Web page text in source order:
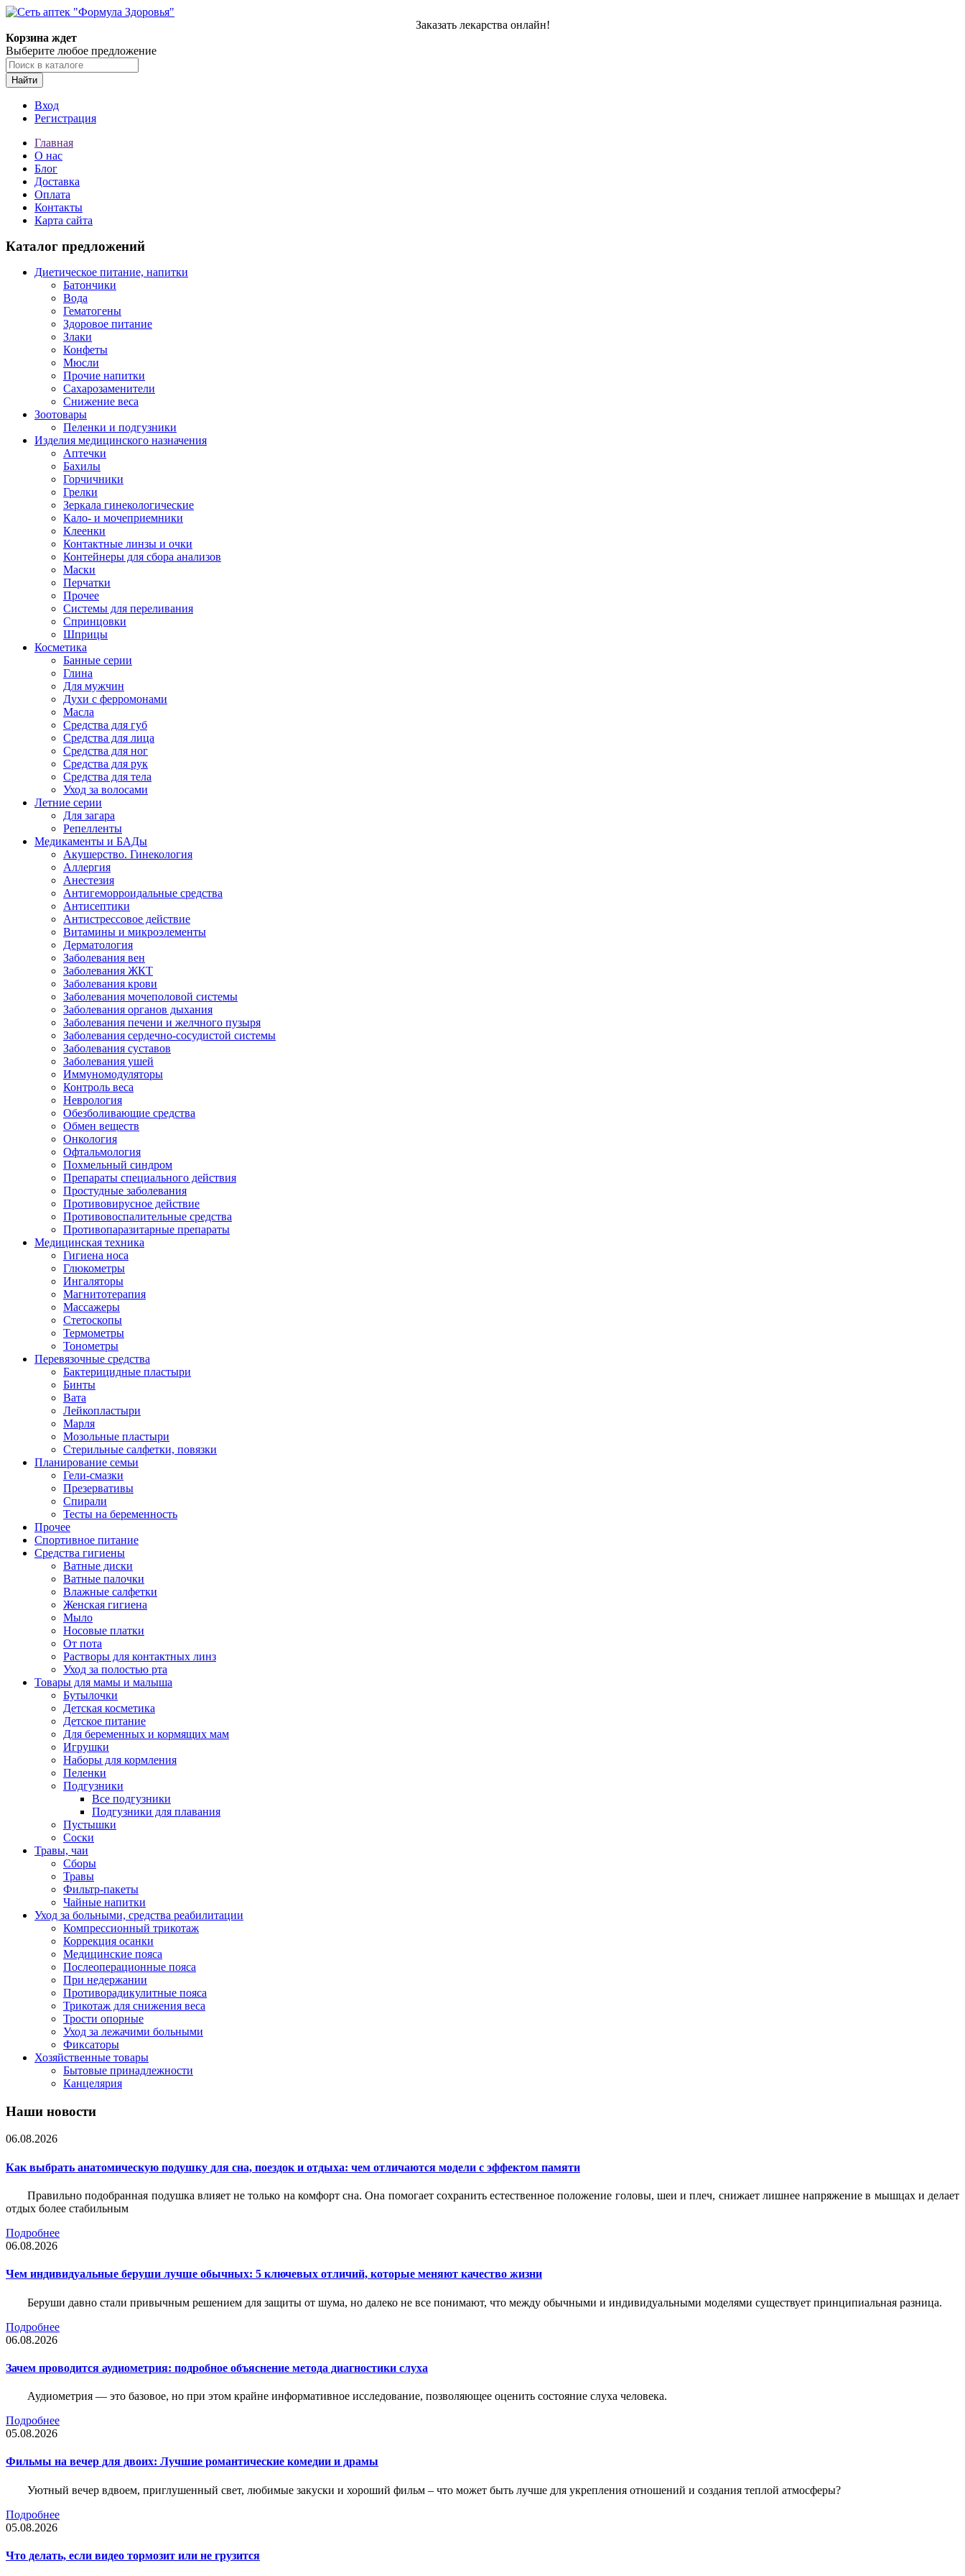
Заказать лекарства онлайн!
Корзина ждет
Выберите любое предложение
Найти
Вход
Регистрация
Главная
О нас
Блог
Доставка
Оплата
Контакты
Карта сайта
Каталог предложений
Диетическое питание, напитки
Батончики
Вода
Гематогены
Здоровое питание
Злаки
Конфеты
Мюсли
Прочие напитки
Сахарозаменители
Снижение веса
Зоотовары
Пеленки и подгузники
Изделия медицинского назначения
Аптечки
Бахилы
Горчичники
Грелки
Зеркала гинекологические
Кало- и мочеприемники
Клеенки
Контактные линзы и очки
Контейнеры для сбора анализов
Маски
Перчатки
Прочее
Системы для переливания
Спринцовки
Шприцы
Косметика
Банные серии
Глина
Для мужчин
Духи с ферромонами
Масла
Средства для губ
Средства для лица
Средства для ног
Средства для рук
Средства для тела
Уход за волосами
Летние серии
Для загара
Репелленты
Медикаменты и БАДы
Акушерство. Гинекология
Аллергия
Анестезия
Антигеморроидальные средства
Антисептики
Антистрессовое действие
Витамины и микроэлементы
Дерматология
Заболевания вен
Заболевания ЖКТ
Заболевания крови
Заболевания мочеполовой системы
Заболевания органов дыхания
Заболевания печени и желчного пузыря
Заболевания сердечно-сосудистой системы
Заболевания суставов
Заболевания ушей
Иммуномодуляторы
Контроль веса
Неврология
Обезболивающие средства
Обмен веществ
Онкология
Офтальмология
Похмельный синдром
Препараты специального действия
Простудные заболевания
Противовирусное действие
Противовоспалительные средства
Противопаразитарные препараты
Медицинская техника
Гигиена носа
Глюкометры
Ингаляторы
Магнитотерапия
Массажеры
Стетоскопы
Термометры
Тонометры
Перевязочные средства
Бактерицидные пластыри
Бинты
Вата
Лейкопластыри
Марля
Мозольные пластыри
Стерильные салфетки, повязки
Планирование семьи
Гели-смазки
Презервативы
Спирали
Тесты на беременность
Прочее
Спортивное питание
Средства гигиены
Ватные диски
Ватные палочки
Влажные салфетки
Женская гигиена
Мыло
Носовые платки
От пота
Растворы для контактных линз
Уход за полостью рта
Товары для мамы и малыша
Бутылочки
Детская косметика
Детское питание
Для беременных и кормящих мам
Игрушки
Наборы для кормления
Пеленки
Подгузники
Все подгузники
Подгузники для плавания
Пустышки
Соски
Травы, чаи
Сборы
Травы
Фильтр-пакеты
Чайные напитки
Уход за больными, средства реабилитации
Компрессионный трикотаж
Коррекция осанки
Медицинские пояса
Послеоперационные пояса
При недержании
Противорадикулитные пояса
Трикотаж для снижения веса
Трости опорные
Уход за лежачими больными
Фиксаторы
Хозяйственные товары
Бытовые принадлежности
Канцелярия
Наши новости
06.08.2026
Как выбрать анатомическую подушку для сна, поездок и отдыха: чем отличаются модели с эффектом памяти
Правильно подобранная подушка влияет не только на комфорт сна. Она помогает сохранить естественное положение головы, шеи и плеч, снижает лишнее напряжение в мышцах и делает
отдых более стабильным
Подробнее
06.08.2026
Чем индивидуальные беруши лучше обычных: 5 ключевых отличий, которые меняют качество жизни
Беруши давно стали привычным решением для защиты от шума, но далеко не все понимают, что между обычными и индивидуальными моделями существует принципиальная разница.
Подробнее
06.08.2026
Зачем проводится аудиометрия: подробное объяснение метода диагностики слуха
Аудиометрия — это базовое, но при этом крайне информативное исследование, позволяющее оценить состояние слуха человека.
Подробнее
05.08.2026
Фильмы на вечер для двоих: Лучшие романтические комедии и драмы
Уютный вечер вдвоем, приглушенный свет, любимые закуски и хороший фильм – что может быть лучше для укрепления отношений и создания теплой атмосферы?
Подробнее
05.08.2026
Что делать, если видео тормозит или не грузится